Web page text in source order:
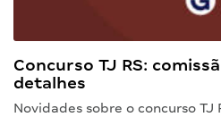
Concurso TJ RS:
detalhes
Novidades sobre o concurso TJ